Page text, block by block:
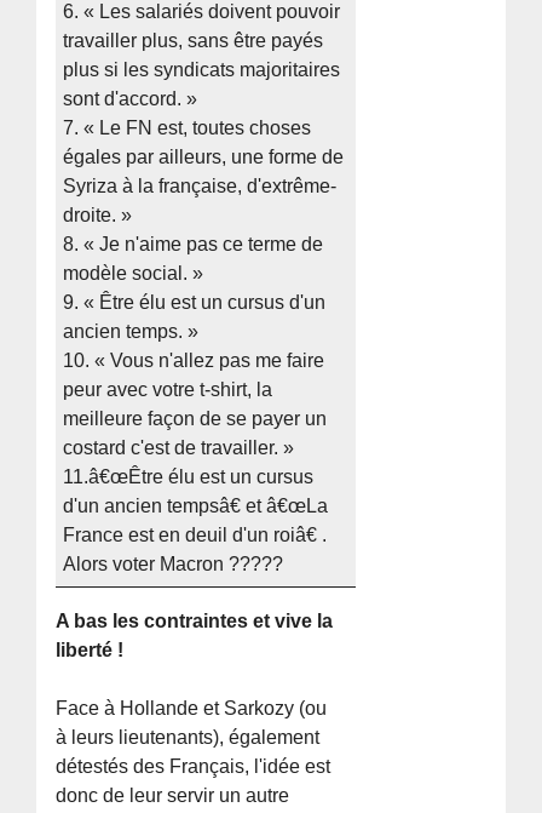
6. « Les salariés doivent pouvoir
travailler plus, sans être payés
plus si les syndicats majoritaires
sont d'accord. »
7. « Le FN est, toutes choses
égales par ailleurs, une forme de
Syriza à la française, d'extrême-
droite. »
8. « Je n'aime pas ce terme de
modèle social. »
9. « Être élu est un cursus d'un
ancien temps. »
10. « Vous n'allez pas me faire
peur avec votre t-shirt, la
meilleure façon de se payer un
costard c'est de travailler. »
11.â€œÊtre élu est un cursus
d'un ancien tempsâ€ et â€œLa
France est en deuil d'un roiâ€ .
Alors voter Macron ?????
A bas les contraintes et vive la
liberté !
Face à Hollande et Sarkozy (ou
à leurs lieutenants), également
détestés des Français, l'idée est
donc de leur servir un autre